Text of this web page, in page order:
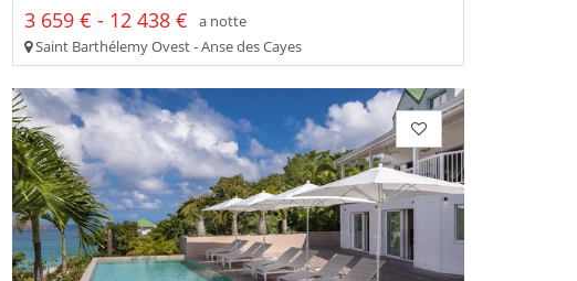
3 659 € - 12 438 €
a notte
Saint Barthélemy Ovest - Anse des Cayes